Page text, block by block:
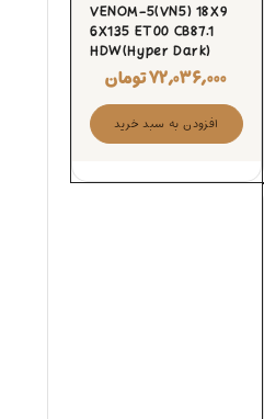
VENOM-5(VN5) 18X9
6X135 ET00 CB87.1
HDW(Hyper Dark)
۷۲,۰۳۶,۰۰۰تومان
افزودن به سبد خرید